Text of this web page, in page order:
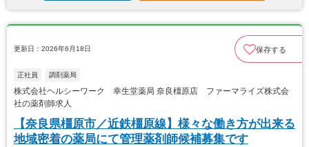
更新日：2026年6月18日 保存する
正社員 調剤薬局
株式会社ヘルシーワーク 幸生堂薬局 奈良橿原店 ファーマライズ株式会
社の薬剤師求人
【奈良県橿原市／近鉄橿原線】様々な働き方が出来る
地域密着の薬局にて管理薬剤師候補募集です